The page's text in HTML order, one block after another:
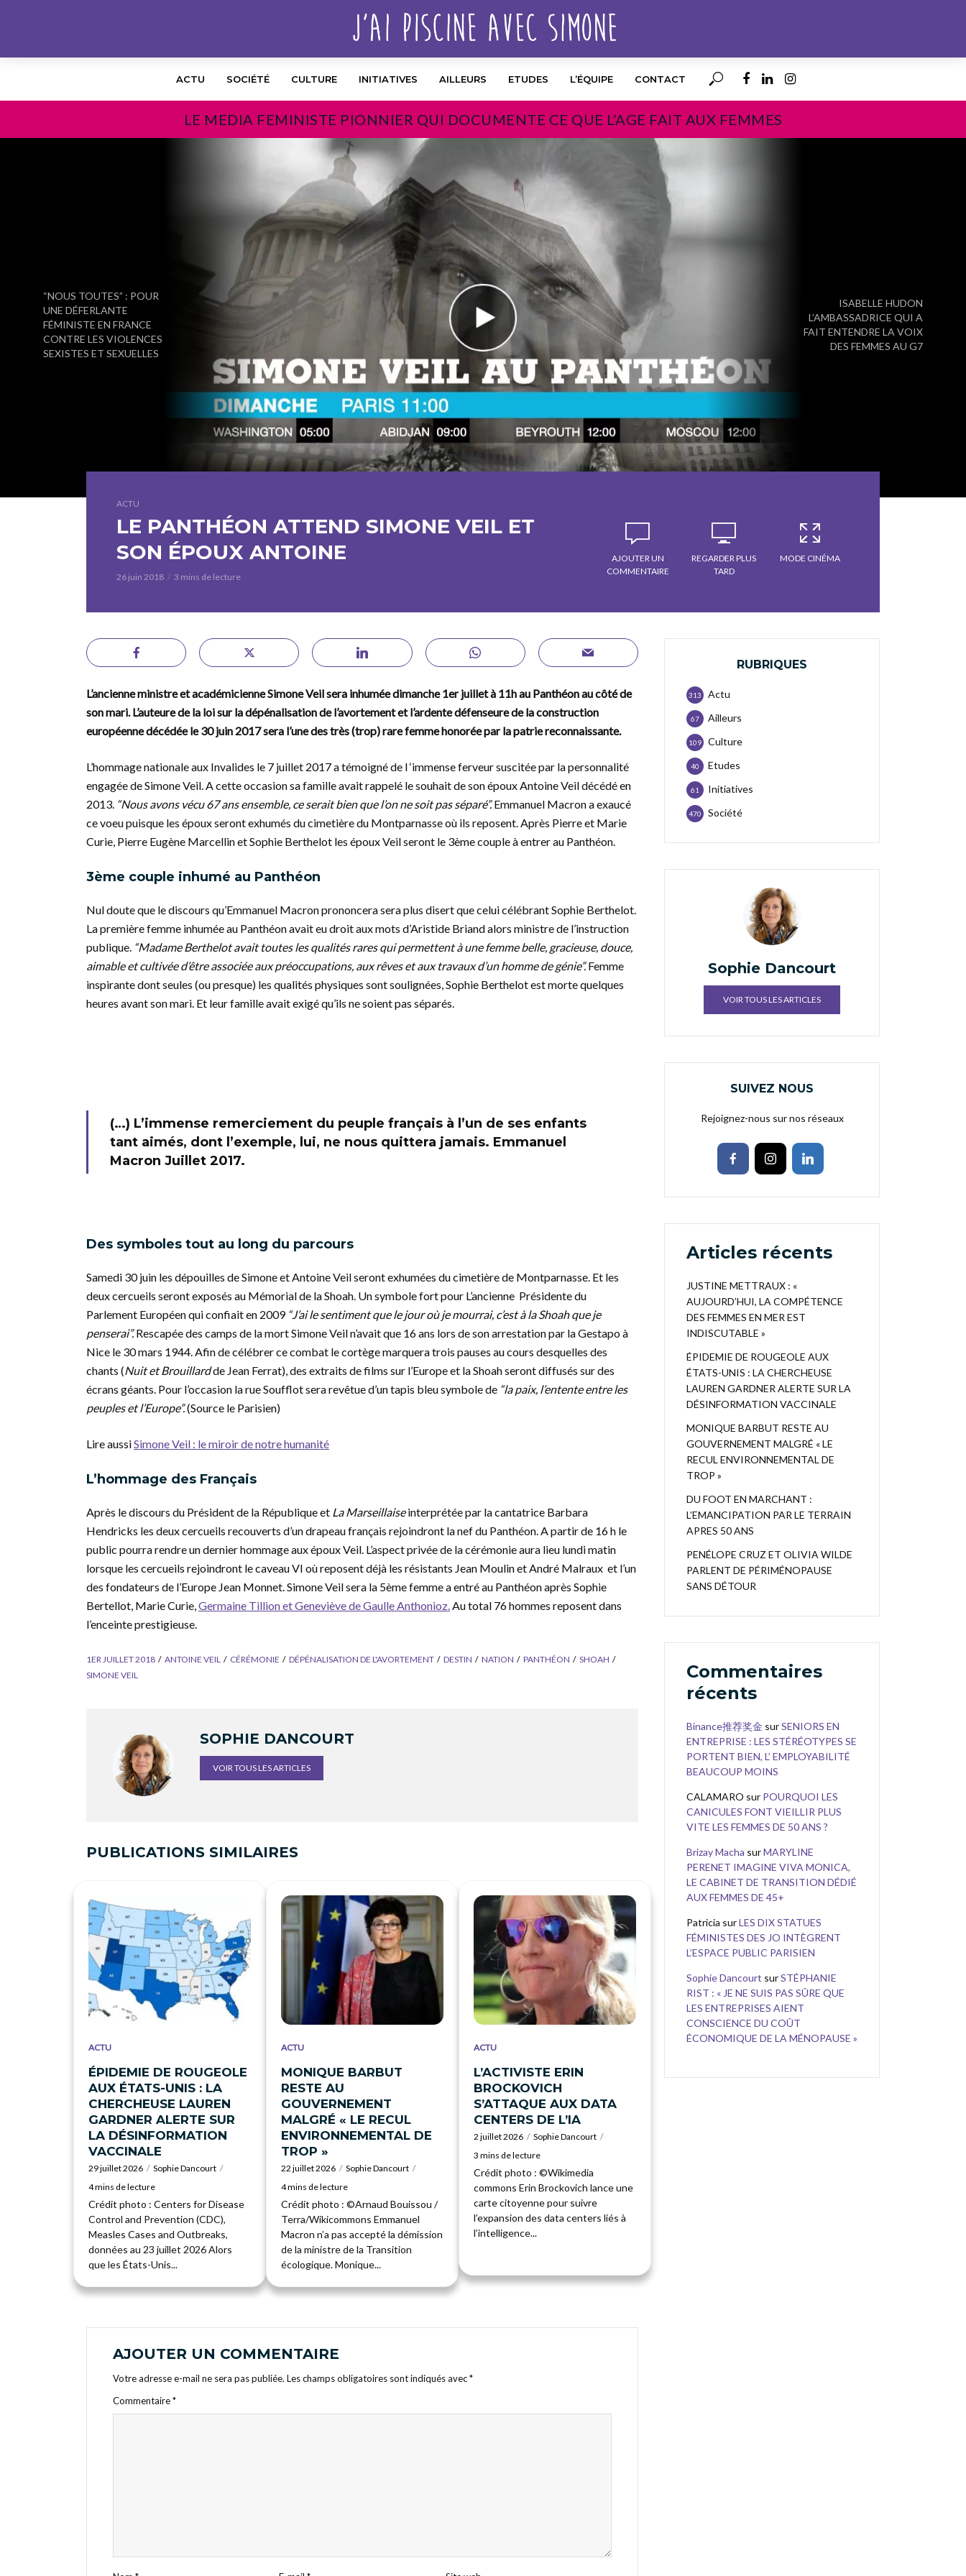
ACTU SOCIÉTÉ CULTURE INITIATIVES AILLEURS ETUDES L’ÉQUIPE CONTACT
LE MEDIA FEMINISTE PIONNIER QUI DOCUMENTE CE QUE L’AGE FAIT AUX FEMMES
“NOUS TOUTES” : POUR
UNE DÉFERLANTE
FÉMINISTE EN FRANCE
CONTRE LES VIOLENCES
SEXISTES ET SEXUELLES
ISABELLE HUDON
L’AMBASSADRICE QUI A
FAIT ENTENDRE LA VOIX
DES FEMMES AU G7
ACTU
LE PANTHÉON ATTEND SIMONE VEIL ET
SON ÉPOUX ANTOINE
26 juin 2018 3 mins de lecture
AJOUTER UN
COMMENTAIRE
REGARDER PLUS
TARD
MODE CINÉMA
L’ancienne ministre et académicienne Simone Veil sera inhumée dimanche 1er juillet à 11h au Panthéon au côté de
son mari. L’auteure de la loi sur la dépénalisation de l’avortement et l’ardente défenseure de la construction
européenne décédée le 30 juin 2017 sera l’une des très (trop) rare femme honorée par la patrie reconnaissante.
L’hommage nationale aux Invalides le 7 juillet 2017 a témoigné de l ‘immense ferveur suscitée par la personnalité
engagée de Simone Veil. A cette occasion sa famille avait rappelé le souhait de son époux Antoine Veil décédé en
2013. “Nous avons vécu 67 ans ensemble, ce serait bien que l’on ne soit pas séparé”.Emmanuel Macron a exaucé
ce voeu puisque les époux seront exhumés du cimetière du Montparnasse où ils reposent. Après Pierre et Marie
Curie, Pierre Eugène Marcellin et Sophie Berthelot les époux Veil seront le 3ème couple à entrer au Panthéon.
3ème couple inhumé au Panthéon
Nul doute que le discours qu’Emmanuel Macron prononcera sera plus disert que celui célébrant Sophie Berthelot.
La première femme inhumée au Panthéon avait eu droit aux mots d’Aristide Briand alors ministre de l’instruction
publique. “Madame Berthelot avait toutes les qualités rares qui permettent à une femme belle, gracieuse, douce,
aimable et cultivée d’être associée aux préoccupations, aux rêves et aux travaux d’un homme de génie”.Femme
inspirante dont seules (ou presque) les qualités physiques sont soulignées, Sophie Berthelot est morte quelques
heures avant son mari. Et leur famille avait exigé qu’ils ne soient pas séparés.
(…) L’immense remerciement du peuple français à l’un de ses enfants
tant aimés, dont l’exemple, lui, ne nous quittera jamais. Emmanuel
Macron Juillet 2017.
Des symboles tout au long du parcours
Samedi 30 juin les dépouilles de Simone et Antoine Veil seront exhumées du cimetière de Montparnasse. Et les
deux cercueils seront exposés au Mémorial de la Shoah. Un symbole fort pour L’ancienne Présidente du
Parlement Européen qui confiait en 2009 “J’ai le sentiment que le jour où je mourrai, c’est à la Shoah que je
penserai”.Rescapée des camps de la mort Simone Veil n’avait que 16 ans lors de son arrestation par la Gestapo à
Nice le 30 mars 1944. Afin de célébrer ce combat le cortège marquera trois pauses au cours desquelles des
chants (Nuit et Brouillardde Jean Ferrat), des extraits de films sur l’Europe et la Shoah seront diffusés sur des
écrans géants. Pour l’occasion la rue Soufflot sera revêtue d’un tapis bleu symbole de “la paix, l’entente entre les
peuples et l’Europe”.(Source le Parisien)
Lire aussiSimone Veil : le miroir de notre humanité
L’hommage des Français
Après le discours du Président de la République et La Marseillaiseinterprétée par la cantatrice Barbara
Hendricks les deux cercueils recouverts d’un drapeau français rejoindront la nef du Panthéon. A partir de 16 h le
public pourra rendre un dernier hommage aux époux Veil. L’aspect privée de la cérémonie aura lieu lundi matin
lorsque les cercueils rejoindront le caveau VI où reposent déjà les résistants Jean Moulin et André Malraux et l’un
des fondateurs de l’Europe Jean Monnet. Simone Veil sera la 5ème femme a entré au Panthéon après Sophie
Bertellot, Marie Curie,Germaine Tillion et Geneviève de Gaulle Anthonioz.Au total 76 hommes reposent dans
l’enceinte prestigieuse.
1ER JUILLET 2018 ANTOINE VEIL CÉRÉMONIE DÉPÉNALISATION DE L'AVORTEMENT DESTIN NATION PANTHÉON
SHOAH
SIMONE VEIL
SOPHIE DANCOURT
VOIR TOUS LES ARTICLES
PUBLICATIONS SIMILAIRES
ACTU
ÉPIDEMIE DE ROUGEOLE
AUX ÉTATS-UNIS : LA
CHERCHEUSE LAUREN
GARDNER ALERTE SUR
LA DÉSINFORMATION
VACCINALE
29 juillet 2026
Sophie Dancourt
4 mins de lecture
Crédit photo : Centers for Disease
Control and Prevention (CDC),
Measles Cases and Outbreaks,
données au 23 juillet 2026 Alors
que les États-Unis...
ACTU
MONIQUE BARBUT
RESTE AU
GOUVERNEMENT
MALGRÉ « LE RECUL
ENVIRONNEMENTAL DE
TROP »
22 juillet 2026
Sophie Dancourt
4 mins de lecture
Crédit photo : ©Arnaud Bouissou /
Terra/Wikicommons Emmanuel
Macron n’a pas accepté la démission
de la ministre de la Transition
écologique. Monique...
ACTU
L’ACTIVISTE ERIN
BROCKOVICH
S’ATTAQUE AUX DATA
CENTERS DE L’IA
2 juillet 2026
Sophie Dancourt
3 mins de lecture
Crédit photo : ©Wikimedia
commons Erin Brockovich lance une
carte citoyenne pour suivre
l’expansion des data centers liés à
l’intelligence...
AJOUTER UN COMMENTAIRE
Votre adresse e-mail ne sera pas publiée. Les champs obligatoires sont indiqués avec*
Commentaire*
RUBRIQUES
Actu
313
Ailleurs
67
Culture
109
Etudes
40
Initiatives
61
Société
470
Sophie Dancourt
VOIR TOUS LES ARTICLES
SUIVEZ NOUS
Rejoignez-nous sur nos réseaux
Articles récents
JUSTINE METTRAUX : «
AUJOURD’HUI, LA COMPÉTENCE
DES FEMMES EN MER EST
INDISCUTABLE »
ÉPIDEMIE DE ROUGEOLE AUX
ÉTATS-UNIS : LA CHERCHEUSE
LAUREN GARDNER ALERTE SUR LA
DÉSINFORMATION VACCINALE
MONIQUE BARBUT RESTE AU
GOUVERNEMENT MALGRÉ « LE
RECUL ENVIRONNEMENTAL DE
TROP »
DU FOOT EN MARCHANT :
L’EMANCIPATION PAR LE TERRAIN
APRES 50 ANS
PENÉLOPE CRUZ ET OLIVIA WILDE
PARLENT DE PÉRIMÉNOPAUSE
SANS DÉTOUR
Commentaires
récents
Binance推荐奖金 surSENIORS EN
ENTREPRISE : LES STÉRÉOTYPES SE
PORTENT BIEN, L’ EMPLOYABILITÉ
BEAUCOUP MOINS
CALAMARO sur POURQUOI LES
CANICULES FONT VIEILLIR PLUS
VITE LES FEMMES DE 50 ANS ?
Brizay Macha surMARYLINE
PERENET IMAGINE VIVA MONICA,
LE CABINET DE TRANSITION DÉDIÉ
AUX FEMMES DE 45+
Patricia surLES DIX STATUES
FÉMINISTES DES JO INTÈGRENT
L’ESPACE PUBLIC PARISIEN
Sophie Dancourt surSTÉPHANIE
RIST : « JE NE SUIS PAS SÛRE QUE
LES ENTREPRISES AIENT
CONSCIENCE DU COÛT
ÉCONOMIQUE DE LA MÉNOPAUSE »